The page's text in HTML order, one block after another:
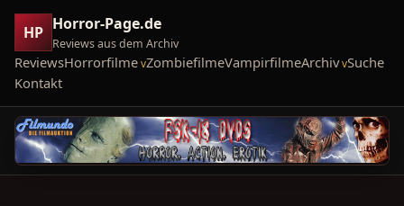
HP Horror-Page.de
Reviews aus dem Archiv
ReviewsHorrorfilme ZombiefilmeVampirfilmeArchiv Suche
Kontakt